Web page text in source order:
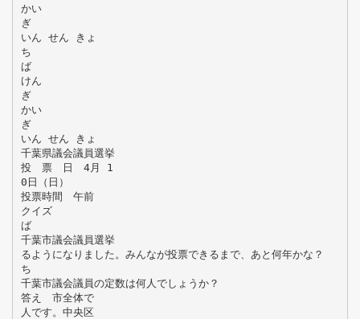
かい
ぎ
いん せん きょ
ち
ば
けん
ぎ
かい
ぎ
いん せん きょ
千葉県議会議員選挙
投 票 日 4月 1
0日（日）
投票時間 午前
クイズ
ば
千葉市議会議員選挙
るようになりました。みんなが投票できるまで、あと何年かな？
ち
千葉市議会議員の定数は何人でしょうか？
答え 市全体で
人です。中央区